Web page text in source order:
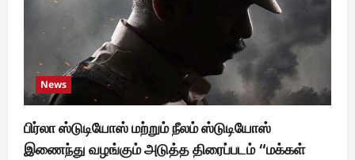
News
பிர்லா ஸ்டுடியோஸ் மற்றும் நீலம் ஸ்டுடியோஸ்
இணைந்து வழங்கும் அடுத்த திரைப்படம் “மக்கள்